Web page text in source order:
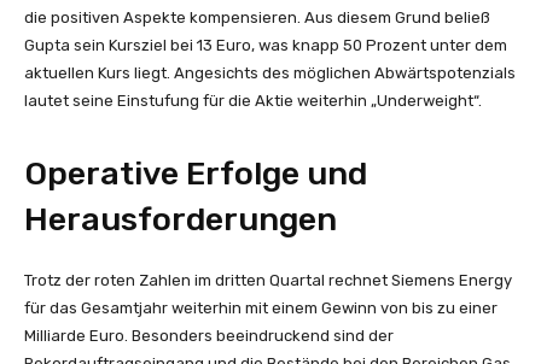
die positiven Aspekte kompensieren. Aus diesem Grund beließ
Gupta sein Kursziel bei 13 Euro, was knapp 50 Prozent unter dem
aktuellen Kurs liegt. Angesichts des möglichen Abwärtspotenzials
lautet seine Einstufung für die Aktie weiterhin „Underweight“.
Operative Erfolge und
Herausforderungen
Trotz der roten Zahlen im dritten Quartal rechnet Siemens Energy
für das Gesamtjahr weiterhin mit einem Gewinn von bis zu einer
Milliarde Euro. Besonders beeindruckend sind der